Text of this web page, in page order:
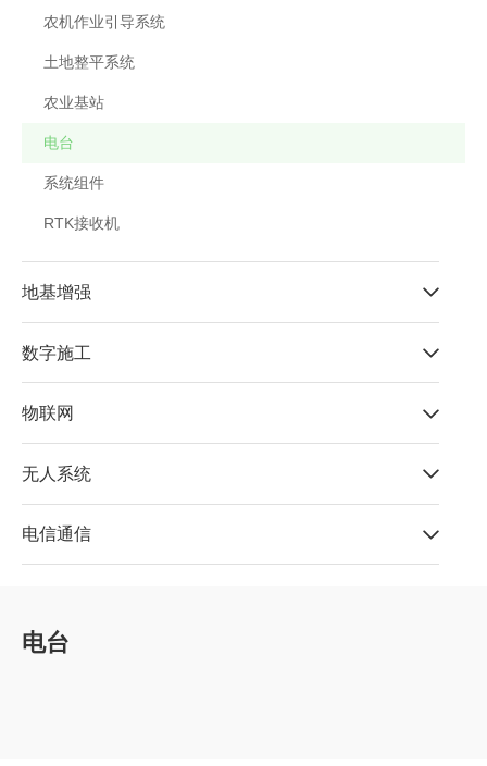
农机作业引导系统
土地整平系统
农业基站
电台
系统组件
RTK接收机
地基增强
数字施工
物联网
无人系统
电信通信
电台